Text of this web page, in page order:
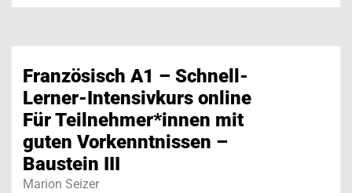
Französisch A1 – Schnell-
Lerner-Intensivkurs online
Für Teilnehmer*innen mit
guten Vorkenntnissen –
Baustein III
Marion Seizer